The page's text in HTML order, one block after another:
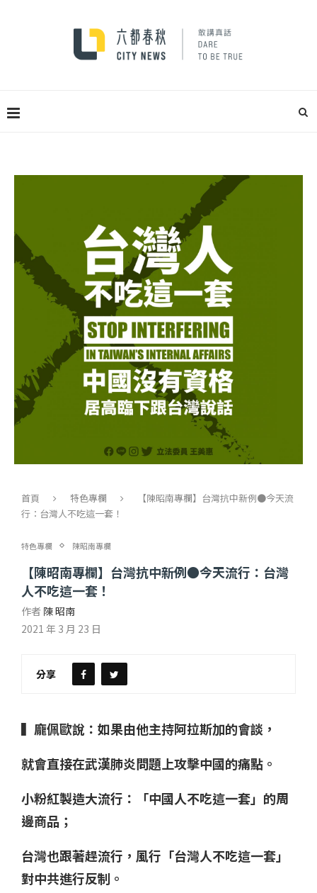
首頁 特色專欄
【陳昭南專欄】台灣抗中新例●今天流
行：台灣人不吃這一套！
特色專欄 陳昭南專欄
【陳昭南專欄】台灣抗中新例●今天流行：台灣
人不吃這一套！
作者 陳 昭南
2021 年 3 月 23 日
分享
▍龐佩歐說：如果由他主持阿拉斯加的會談，
就會直接在武漢肺炎問題上攻擊中國的痛點。
小粉紅製造大流行：「中國人不吃這一套」的周
邊商品；
台灣也跟著趕流行，風行「台灣人不吃這一套」
對中共進行反制。